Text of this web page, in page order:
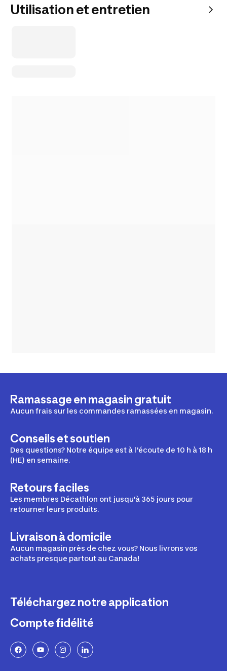
Utilisation et entretien
Ramassage en magasin gratuit
Aucun frais sur les commandes ramassées en magasin.
Conseils et soutien
Des questions? Notre équipe est à l'écoute de 10 h à 18 h
(HE) en semaine.
Retours faciles
Les membres Décathlon ont jusqu'à 365 jours pour
retourner leurs produits.
Livraison à domicile
Aucun magasin près de chez vous? Nous livrons vos
achats presque partout au Canada!
Téléchargez notre application
Compte fidélité